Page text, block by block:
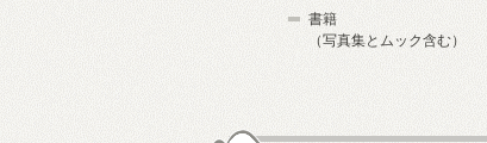
書籍
（写真集とムック含む）